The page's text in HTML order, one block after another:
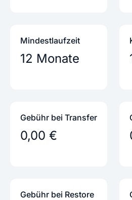
Mindestlaufzeit
12 Monate
Gebühr bei Transfer
0,00 €
Gebühr bei Restore